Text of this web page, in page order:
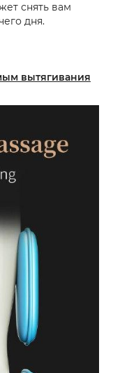
снять вам
дня.
вытягивания